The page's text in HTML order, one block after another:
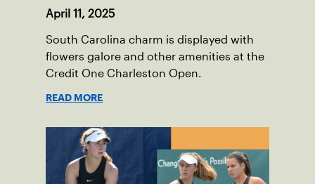
April 11, 2025
South Carolina charm is displayed with
flowers galore and other amenities at the
Credit One Charleston Open.
READ MORE